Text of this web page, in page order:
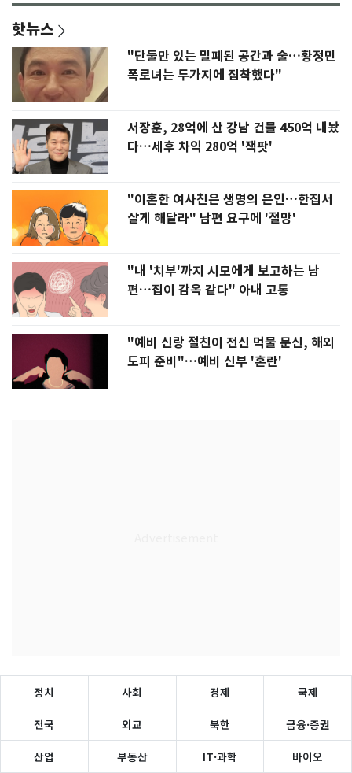
핫뉴스
"단둘만 있는 밀폐된 공간과 술…황정민
폭로녀는 두가지에 집착했다"
서장훈, 28억에 산 강남 건물 450억 내놨
다…세후 차익 280억 '잭팟'
"이혼한 여사친은 생명의 은인…한집서
살게 해달라" 남편 요구에 '절망'
"내 '치부'까지 시모에게 보고하는 남
편…집이 감옥 같다" 아내 고통
"예비 신랑 절친이 전신 먹물 문신, 해외
도피 준비"…예비 신부 '혼란'
정치 사회 경제 국제
전국 외교 북한 금융·증권
산업 부동산 IT·과학 바이오